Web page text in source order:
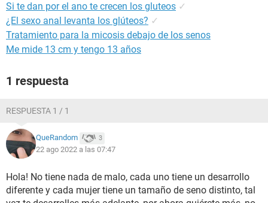
Si te dan por el ano te crecen los gluteos ✓
¿El sexo anal levanta los glúteos? ✓
Tratamiento para la micosis debajo de los senos
Me mide 13 cm y tengo 13 años
1 respuesta
RESPUESTA 1 / 1
QueRandom 3
22 ago 2022 a las 07:47
Hola! No tiene nada de malo, cada uno tiene un desarrollo
diferente y cada mujer tiene un tamaño de seno distinto, tal